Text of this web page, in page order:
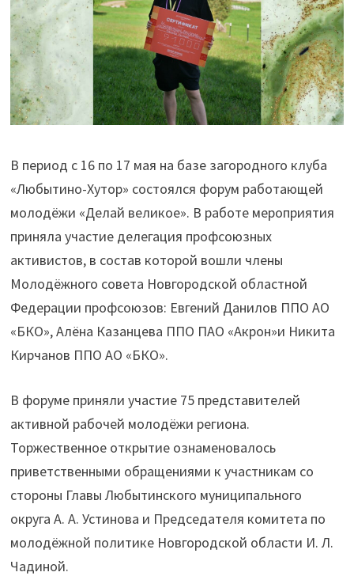
В период с 16 по 17 мая на базе загородного клуба
«Любытино-Хутор» состоялся форум работающей
молодёжи «Делай великое». В работе мероприятия
приняла участие делегация профсоюзных
активистов, в состав которой вошли члены
Молодёжного совета Новгородской областной
Федерации профсоюзов: Евгений Данилов ППО АО
«БКО», Алёна Казанцева ППО ПАО «Акрон»и Никита
Кирчанов ППО АО «БКО».
В форуме приняли участие 75 представителей
активной рабочей молодёжи региона.
Торжественное открытие ознаменовалось
приветственными обращениями к участникам со
стороны Главы Любытинского муниципального
округа А. А. Устинова и Председателя комитета по
молодёжной политике Новгородской области И. Л.
Чадиной.